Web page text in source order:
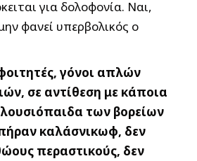
για δολοφονία. Ναι,
φανεί υπερβολικός ο
γόνοι απλών
σε αντίθεση με κάποια
των βορείων
καλάσνικωφ, δεν
περαστικούς, δεν